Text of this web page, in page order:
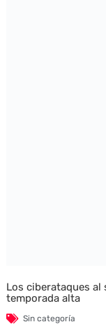
Los ciberataques
temporada alta
Sin categoría